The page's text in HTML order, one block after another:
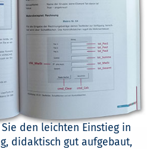
den leichten Einstieg in
didaktisch gut aufgebaut,